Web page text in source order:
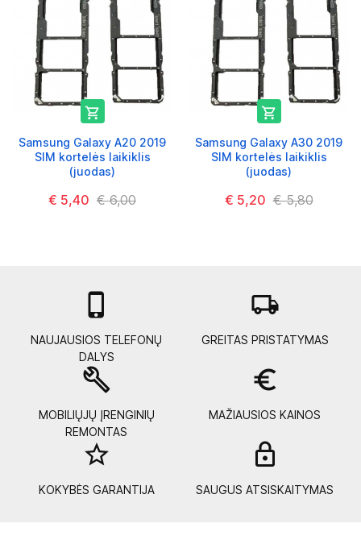

Samsung Galaxy A20 2019
SIM kortelės laikiklis
(juodas)
€ 5,40 € 6,00

Samsung Galaxy A30 2019
SIM kortelės laikiklis
(juodas)
€ 5,20 € 5,80

NAUJAUSIOS TELEFONŲ
DALYS
local_shipping
GREITAS PRISTATYMAS
build
MOBILIŲJŲ ĮRENGINIŲ
REMONTAS
euro_symbol
MAŽIAUSIOS KAINOS
star_border
KOKYBĖS GARANTIJA SAUGUS ATSISKAITYMAS